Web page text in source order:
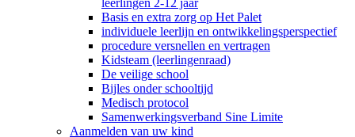
leerlingen 2-12 jaar
Basis en extra zorg op Het Palet
individuele leerlijn en ontwikkelingsperspectief
procedure versnellen en vertragen
Kidsteam (leerlingenraad)
De veilige school
Bijles onder schooltijd
Medisch protocol
Samenwerkingsverband Sine Limite
Aanmelden van uw kind